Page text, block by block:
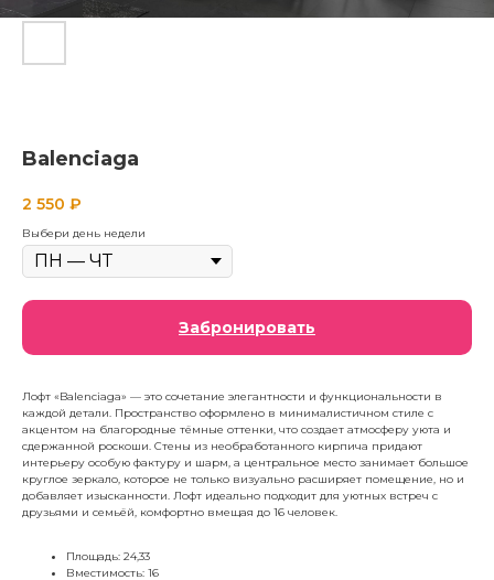
Balenciaga
2 550 ₽
Выбери день недели
Забронировать
Лофт «Balenciaga» — это сочетание элегантности и функциональности в
каждой детали. Пространство оформлено в минималистичном стиле с
акцентом на благородные тёмные оттенки, что создает атмосферу уюта и
сдержанной роскоши. Стены из необработанного кирпича придают
интерьеру особую фактуру и шарм, а центральное место занимает большое
круглое зеркало, которое не только визуально расширяет помещение, но и
добавляет изысканности. Лофт идеально подходит для уютных встреч с
друзьями и семьёй, комфортно вмещая до 16 человек.
Площадь: 24,33
Вместимость: 16